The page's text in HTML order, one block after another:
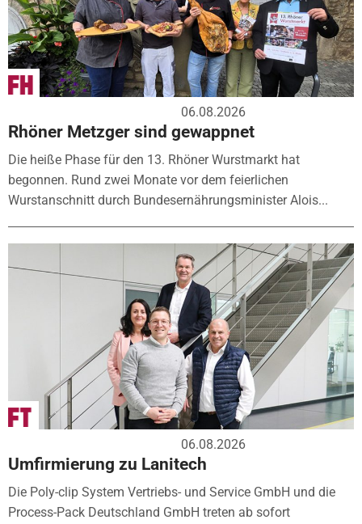
06.08.2026
Rhöner Metzger sind gewappnet
Die heiße Phase für den 13. Rhöner Wurstmarkt hat
begonnen. Rund zwei Monate vor dem feierlichen
Wurstanschnitt durch Bundesernährungsminister Alois...
06.08.2026
Umfirmierung zu Lanitech
Die Poly-clip System Vertriebs- und Service GmbH und die
Process-Pack Deutschland GmbH treten ab sofort